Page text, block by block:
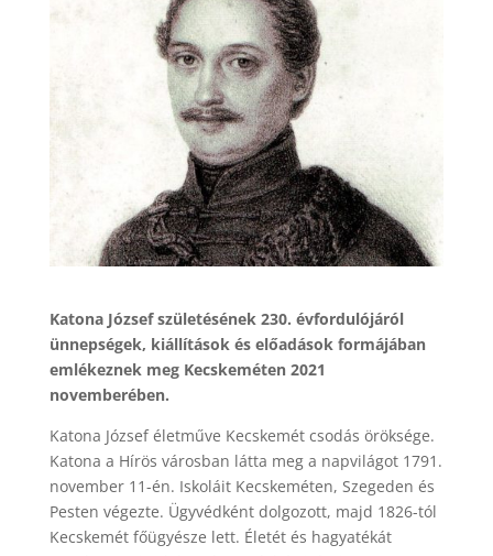
Katona József születésének 230. évfordulójáról
ünnepségek, kiállítások és előadások formájában
emlékeznek meg Kecskeméten 2021
novemberében.
Katona József életműve Kecskemét csodás öröksége.
Katona a Hírös városban látta meg a napvilágot 1791.
november 11-én. Iskoláit Kecskeméten, Szegeden és
Pesten végezte. Ügyvédként dolgozott, majd 1826-tól
Kecskemét főügyésze lett. Életét és hagyatékát